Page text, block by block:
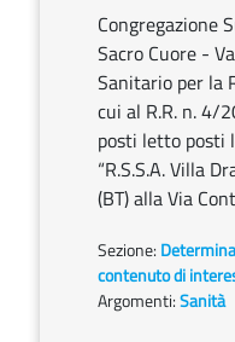
Congregazione
Sacro Cuore -
Sanitario per la
cui al R.R. n. 4/
posti letto posti
“R.S.S.A. Villa
(BT) alla Via
Sezione:
contenuto di
Argomenti:Sanità